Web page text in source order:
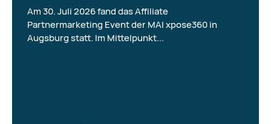
Am 30. Juli 2026 fand das Affiliate
Partnermarketing Event der MAI xpose360 in
Augsburg statt. Im Mittelpunkt...